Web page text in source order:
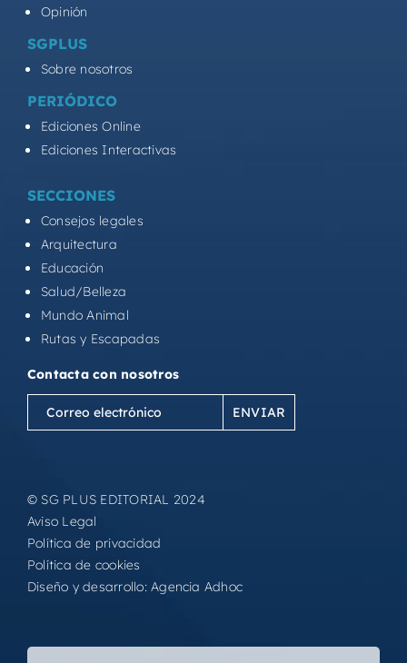
Opinión
SGPLUS
Sobre nosotros
PERIÓDICO
Ediciones Online
Ediciones Interactivas
SECCIONES
Consejos legales
Arquitectura
Educación
Salud/Belleza
Mundo Animal
Rutas y Escapadas
Contacta con nosotros
Correo
electrónico
© SG PLUS EDITORIAL 2024
Aviso Legal
Política de privacidad
Política de cookies
Diseño y desarrollo:Agencia Adhoc